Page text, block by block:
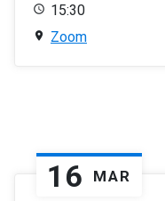
15:30
Zoom
16 MAR